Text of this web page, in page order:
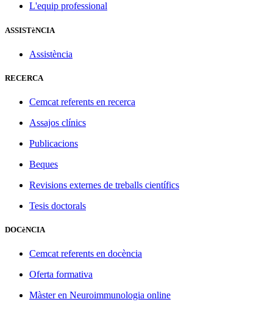
L'equip professional
ASSISTèNCIA
Assistència
RECERCA
Cemcat referents en recerca
Assajos clínics
Publicacions
Beques
Revisions externes de treballs científics
Tesis doctorals
DOCèNCIA
Cemcat referents en docència
Oferta formativa
Màster en Neuroimmunologia online